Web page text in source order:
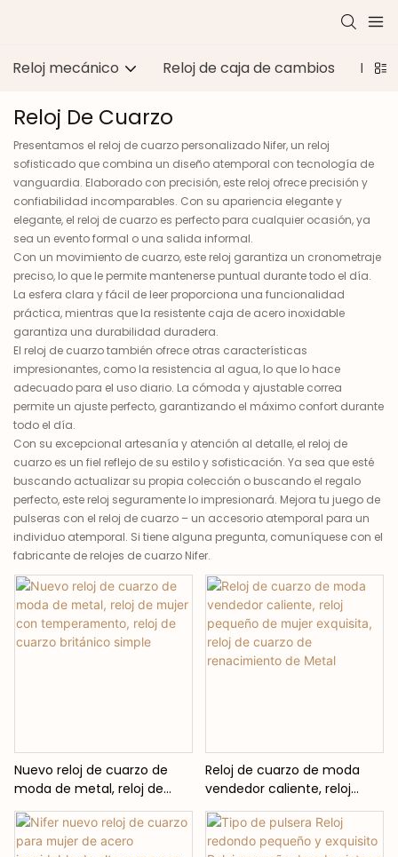
Reloj mecánico Reloj de caja de cambios
Reloj De Cuarzo
Presentamos el reloj de cuarzo personalizado Nifer, un reloj
sofisticado que combina un diseño atemporal con tecnología de
vanguardia. Elaborado con precisión, este reloj ofrece precisión y
confiabilidad incomparables. Con su apariencia elegante y
elegante, el reloj de cuarzo es perfecto para cualquier ocasión, ya
sea un evento formal o una salida informal.
Con un movimiento de cuarzo, este reloj garantiza un cronometraje
preciso, lo que le permite mantenerse puntual durante todo el día.
La esfera clara y fácil de leer proporciona una funcionalidad
práctica, mientras que la resistente caja de acero inoxidable
garantiza una durabilidad duradera.
El reloj de cuarzo también ofrece otras características
impresionantes, como la resistencia al agua, lo que lo hace
adecuado para el uso diario. La cómoda y ajustable correa
permite un ajuste perfecto, garantizando el máximo confort durante
todo el día.
Con su excepcional artesanía y atención al detalle, el reloj de
cuarzo es un fiel reflejo de su estilo y sofisticación. Ya sea que esté
buscando actualizar su propia colección o buscando el regalo
perfecto, este reloj seguramente lo impresionará. Mejora tu juego de
pulseras con el reloj de cuarzo – un accesorio atemporal para un
individuo atemporal. Si tiene alguna pregunta, comuníquese con el
fabricante de relojes de cuarzo Nifer.
Nuevo reloj de cuarzo de
moda de metal, reloj de
mujer con temperamento,
reloj de cuarzo británico
simple
Reloj de cuarzo de moda
vendedor caliente, reloj
pequeño de mujer exquisita,
reloj de cuarzo de
renacimiento de Metal